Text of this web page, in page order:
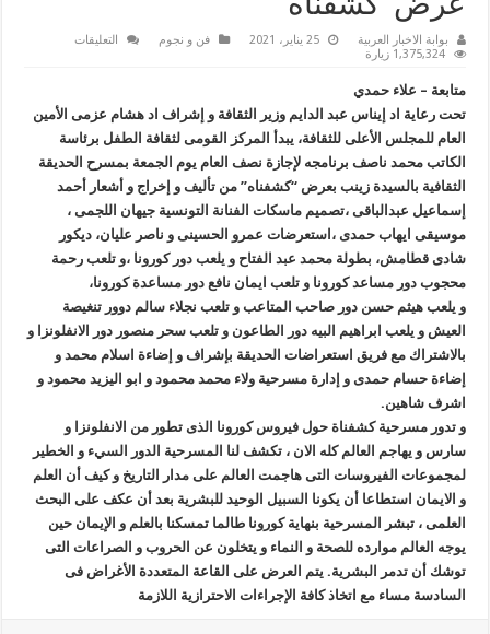
عرض “كشفناه”
بوابة الاخبار العربية 25 يناير، 2021 فن و نجوم التعليقات
ينظم
عرض
“كشفناه”
1,375,324 زيارة
متابعة – علاء حمدي
تحت رعاية اد إيناس عبد الدايم وزير الثقافة و إشراف اد هشام عزمى الأمين
العام للمجلس الأعلى للثقافة، يبدأ المركز القومى لثقافة الطفل برئاسة
الكاتب محمد ناصف برنامجه لإجازة نصف العام يوم الجمعة بمسرح الحديقة
الثقافية بالسيدة زينب بعرض “كشفناه” من تأليف و إخراج و أشعار أحمد
إسماعيل عبدالباقى ،تصميم ماسكات الفنانة التونسية جيهان اللجمى ،
موسيقى ايهاب حمدى ،استعرضات عمرو الحسينى و ناصر عليان، ديكور
شادى قطامش، بطولة محمد عبد الفتاح و يلعب دور كورونا ،و تلعب رحمة
محجوب دور مساعد كورونا و تلعب ايمان نافع دور مساعدة كورونا،
و يلعب هيثم حسن دور صاحب المتاعب و تلعب نجلاء سالم دوور تنغيصة
العيش و يلعب ابراهيم البيه دور الطاعون و تلعب سحر منصور دور الانفلونزا و
بالاشتراك مع فريق استعراضات الحديقة بإشراف و إضاءة اسلام محمد و
إضاءة حسام حمدى و إدارة مسرحية ولاء محمد محمود و ابو اليزيد محمود و
اشرف شاهين.
و تدور مسرحية كشفناة حول فيروس كورونا الذى تطور من الانفلونزا و
سارس و يهاجم العالم كله الان ، تكشف لنا المسرحية الدور السيء و الخطير
لمجموعات الفيروسات التى هاجمت العالم على مدار التاريخ و كيف أن العلم
و الايمان استطاعا أن يكونا السبيل الوحيد للبشرية بعد أن عكف على البحث
العلمى ، تبشر المسرحية بنهاية كورونا طالما تمسكنا بالعلم و الإيمان حين
يوجه العالم موارده للصحة و النماء و يتخلون عن الحروب و الصراعات التى
توشك أن تدمر البشرية. يتم العرض على القاعة المتعددة الأغراض فى
السادسة مساء مع اتخاذ كافة الإجراءات الاحترازية اللازمة